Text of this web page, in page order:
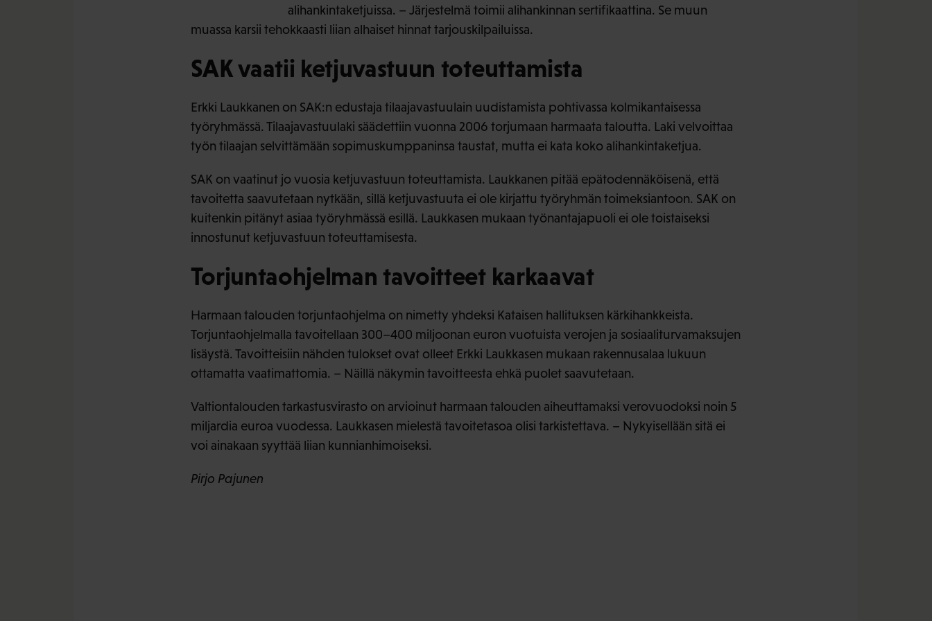
alihankintaketjuissa. – Järjestelmä toimii alihankinnan sertifikaattina. Se muun
muassa karsii tehokkaasti liian alhaiset hinnat tarjouskilpailuissa.
SAK vaatii ketjuvastuun toteuttamista
Erkki Laukkanen on SAK:n edustaja tilaajavastuulain uudistamista pohtivassa kolmikantaisessa
työryhmässä. Tilaajavastuulaki säädettiin vuonna 2006 torjumaan harmaata taloutta. Laki velvoittaa
työn tilaajan selvittämään sopimuskumppaninsa taustat, mutta ei kata koko alihankintaketjua.
SAK on vaatinut jo vuosia ketjuvastuun toteuttamista. Laukkanen pitää epätodennäköisenä, että
tavoitetta saavutetaan nytkään, sillä ketjuvastuuta ei ole kirjattu työryhmän toimeksiantoon. SAK on
kuitenkin pitänyt asiaa työryhmässä esillä. Laukkasen mukaan työnantajapuoli ei ole toistaiseksi
innostunut ketjuvastuun toteuttamisesta.
Torjuntaohjelman tavoitteet karkaavat
Harmaan talouden torjuntaohjelma on nimetty yhdeksi Kataisen hallituksen kärkihankkeista.
Torjuntaohjelmalla tavoitellaan 300–400 miljoonan euron vuotuista verojen ja sosiaaliturvamaksujen
lisäystä. Tavoitteisiin nähden tulokset ovat olleet Erkki Laukkasen mukaan rakennusalaa lukuun
ottamatta vaatimattomia. – Näillä näkymin tavoitteesta ehkä puolet saavutetaan.
Valtiontalouden tarkastusvirasto on arvioinut harmaan talouden aiheuttamaksi verovuodoksi noin 5
miljardia euroa vuodessa. Laukkasen mielestä tavoitetasoa olisi tarkistettava. – Nykyisellään sitä ei
voi ainakaan syyttää liian kunnianhimoiseksi.
Pirjo Pajunen